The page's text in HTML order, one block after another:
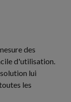
des
d'utilisation.
lui
les